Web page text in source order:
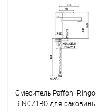
Смеситель Paffoni Ringo
RIN071BO для раковины